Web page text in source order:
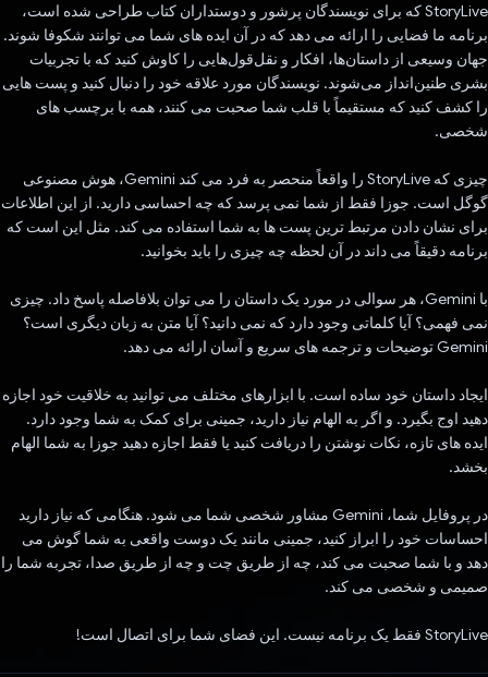
StoryLive که برای نویسندگان پرشور و دوستداران کتاب طراحی شده است،
برنامه ما فضایی را ارائه می دهد که در آن ایده های شما می توانند شکوفا شوند.
جهان وسیعی از داستان‌ها، افکار و نقل‌قول‌هایی را کاوش کنید که با تجربیات
بشری طنین‌انداز می‌شوند. نویسندگان مورد علاقه خود را دنبال کنید و پست هایی
را کشف کنید که مستقیماً با قلب شما صحبت می کنند، همه با برچسب های
شخصی.
چیزی که StoryLive را واقعاً منحصر به فرد می کند Gemini، هوش مصنوعی
گوگل است. جوزا فقط از شما نمی پرسد که چه احساسی دارید. از این اطلاعات
برای نشان دادن مرتبط ترین پست ها به شما استفاده می کند. مثل این است که
برنامه دقیقاً می داند در آن لحظه چه چیزی را باید بخوانید.
با Gemini، هر سوالی در مورد یک داستان را می توان بلافاصله پاسخ داد. چیزی
نمی فهمی؟ آیا کلماتی وجود دارد که نمی دانید؟ آیا متن به زبان دیگری است؟
Gemini توضیحات و ترجمه های سریع و آسان ارائه می دهد.
ایجاد داستان خود ساده است. با ابزارهای مختلف می توانید به خلاقیت خود اجازه
دهید اوج بگیرد. و اگر به الهام نیاز دارید، جمینی برای کمک به شما وجود دارد.
ایده های تازه، نکات نوشتن را دریافت کنید یا فقط اجازه دهید جوزا به شما الهام
بخشد.
در پروفایل شما، Gemini مشاور شخصی شما می شود. هنگامی که نیاز دارید
احساسات خود را ابراز کنید، جمینی مانند یک دوست واقعی به شما گوش می
دهد و با شما صحبت می کند، چه از طریق چت و چه از طریق صدا، تجربه شما را
صمیمی و شخصی می کند.
StoryLive فقط یک برنامه نیست. این فضای شما برای اتصال است!